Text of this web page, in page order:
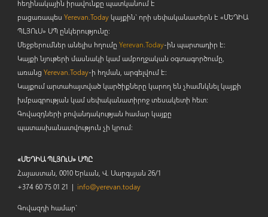
հեղինակային իրավունքը պատկանում է
բացառապես Yerevan.Todayկայքին` որի սեփականատերն է «ՄԵԴԻԱ
ՊԼՅՈւՍ» ՍՊ ընկերությունը։
Մեջբերումներ անելիս հղումը Yerevan.Today-ին պարտադիր է:
Կայքի նյութերի մասնակի կամ ամբողջական օգտագործումը,
առանց Yerevan.Today-ի հղման, արգելվում է:
Կայքում արտահայտված կարծիքները կարող են չհամնկնել կայքի
խմբագրության կամ սեփականատիրոջ տեսակետի հետ:
Գովազդների բովանդակության համար կայքը
պատասխանատվություն չի կրում:
«ՄԵԴԻԱ ՊԼՅՈւՍ» ՍՊԸ
Հայաստան, 0010 Երևան, Վ. Սարգսյան 26/1
+374 60 75 01 21 | info@yerevan.today
Գովազդի համար`